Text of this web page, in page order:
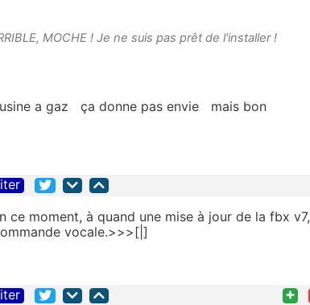
MOCHE ! Je ne suis pas prêt de l'installer !
a gaz ça donne pas envie mais bon
ce moment, à quand une mise à jour de la fbx v7,
vocale.>>>[|]
+